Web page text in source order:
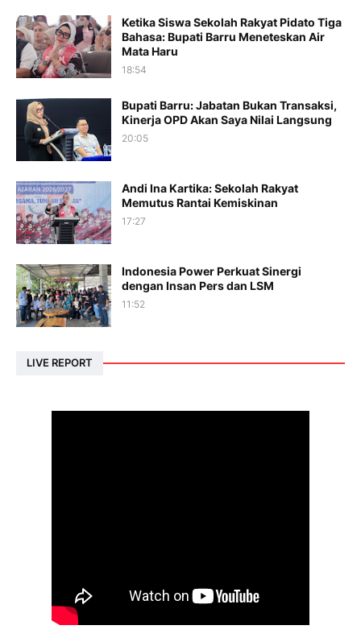
Ketika Siswa Sekolah Rakyat Pidato Tiga
Bahasa: Bupati Barru Meneteskan Air
Mata Haru
18:54
Bupati Barru: Jabatan Bukan Transaksi,
Kinerja OPD Akan Saya Nilai Langsung
20:05
Andi Ina Kartika: Sekolah Rakyat
Memutus Rantai Kemiskinan
17:27
Indonesia Power Perkuat Sinergi
dengan Insan Pers dan LSM
11:52
LIVE REPORT